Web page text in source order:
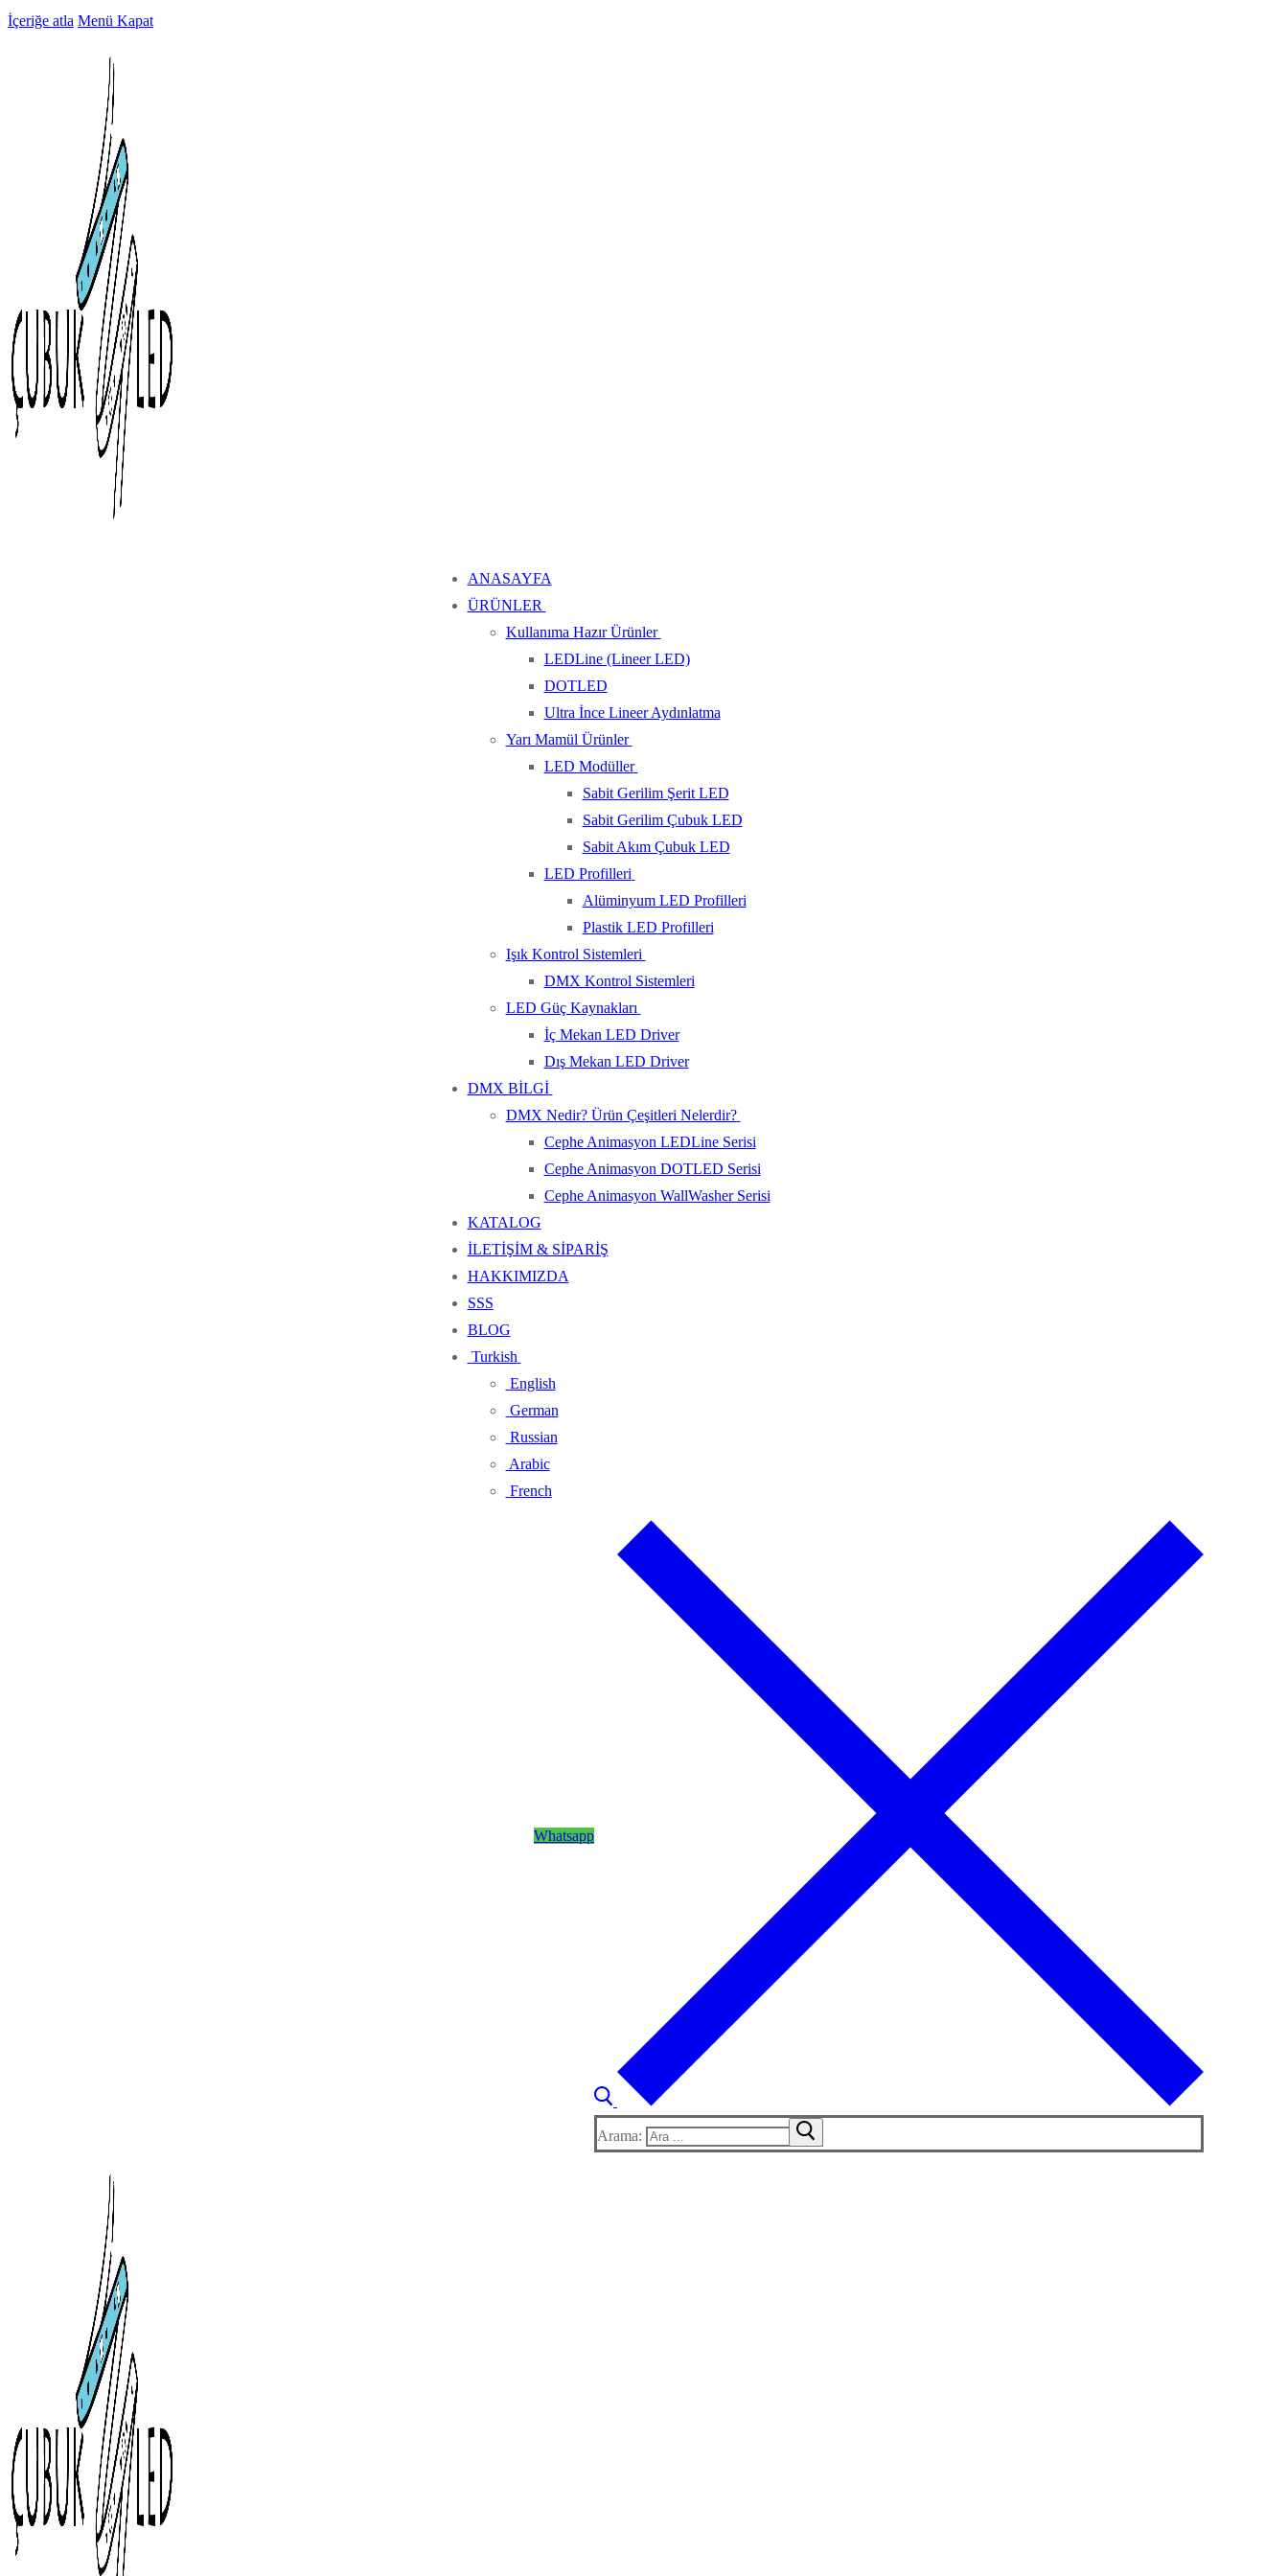
İçeriğe atla Menü Kapat
ANASAYFA
ÜRÜNLER
Kullanıma Hazır Ürünler
LEDLine (Lineer LED)
DOTLED
Ultra İnce Lineer Aydınlatma
Yarı Mamül Ürünler
LED Modüller
Sabit Gerilim Şerit LED
Sabit Gerilim Çubuk LED
Sabit Akım Çubuk LED
LED Profilleri
Alüminyum LED Profilleri
Plastik LED Profilleri
Işık Kontrol Sistemleri
DMX Kontrol Sistemleri
LED Güç Kaynakları
İç Mekan LED Driver
Dış Mekan LED Driver
DMX BİLGİ
DMX Nedir? Ürün Çeşitleri Nelerdir?
Cephe Animasyon LEDLine Serisi
Cephe Animasyon DOTLED Serisi
Cephe Animasyon WallWasher Serisi
KATALOG
İLETİŞİM & SİPARİŞ
HAKKIMIZDA
SSS
BLOG
Turkish
English
German
Russian
Arabic
French
Whatsapp
Arama: